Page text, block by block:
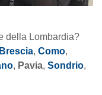
della Lombardia?
Brescia, Como,
, Pavia, Sondrio,